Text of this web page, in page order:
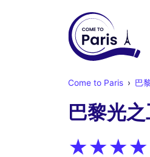
Come to Paris 巴
巴黎光